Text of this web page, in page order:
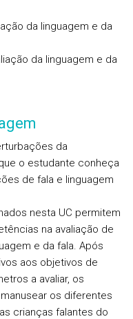
da linguagem e da
da linguagem e da
da
o estudante conheça
de fala e linguagem
nesta UC permitem
na avaliação de
e da fala. Após
aos objetivos de
a avaliar, os
os diferentes
crianças falantes do